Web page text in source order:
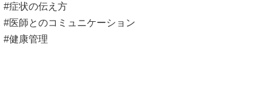
#症状の伝え方
#医師とのコミュニケーション
#健康管理